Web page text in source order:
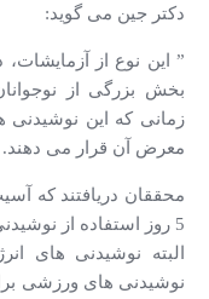
دکتر جین می گوید:
” این نوع از
بخش بزرگی از
زمانی که این
معرض آن قرار می دهند.
محققان دریافتند که
5 روز استفاده از
البته نوشیدنی های
نوشیدنی های ورزشی